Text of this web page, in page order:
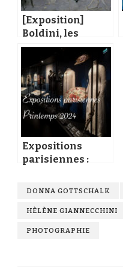
[Exposition]
Boldini, les
plaisirs et les
jours au Petit
Palais
Expositions
parisiennes :
quotidienne et
DONNA GOTTSCHALK
HÈLÈNE GIANNECCHINI
PHOTOGRAPHIE